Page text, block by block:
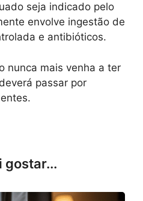
seja indicado pelo
envolve ingestão de
e antibióticos.
nunca mais venha a ter
passar por
gostar...